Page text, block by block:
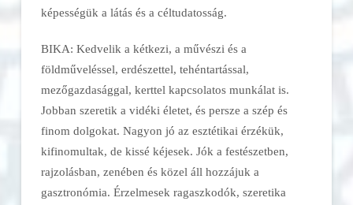
képességük a látás és a céltudatosság.
BIKA: Kedvelik a kétkezi, a művészi és a
földműveléssel, erdészettel, tehéntartással,
mezőgazdasággal, kerttel kapcsolatos munkálat is.
Jobban szeretik a vidéki életet, és persze a szép és
finom dolgokat. Nagyon jó az esztétikai érzékük,
kifinomultak, de kissé kéjesek. Jók a festészetben,
rajzolásban, zenében és közel áll hozzájuk a
gasztronómia. Érzelmesek ragaszkodók, szeretika